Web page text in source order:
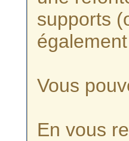
supports
Vous
En vous